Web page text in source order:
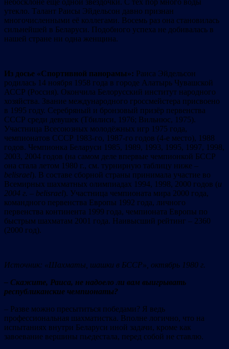
небосклоне еще одной звёздочки. С тех пор много воды
утекло. Талант Раисы Эйдельсон давно признан
многочисленными её коллегами. Восемь раз она становилась
сильнейшей в Беларуси. Подобного успеха не добивалась в
нашей стране ни одна женщина.
Из досье «Спортивной панорамы»: Раиса Эйдельсон
родилась 14 ноября 1958 года в городе Алатырь Чувашской
АССР (Россия). Окончила Белорусский институт народного
хозяйства. Звание международного гроссмейстера присвоено
в 1995 году. Серебряный и бронзовый призёр первенства
СССР среди девушек (Тбилиси, 1976; Вильнюс, 1975).
Участница Всесоюзных молодёжных игр 1975 года,
чемпионатов СССР 1983-го, 1987-го годов (4-е место), 1988
годов. Чемпионка Беларуси 1985, 1989, 1993, 1995, 1997, 1998,
2003, 2004 годов (на самом деле впервые чемпионкой БССР
она стала летом 1980 г., см. турнирную таблицу ниже –
belisrael). В составе сборной страны принимала участие во
Всемирных шахматных олимпиадах 1994, 1998, 2000 годов (и
2004 г. – belisrael). Участница чемпионата мира 2000 года,
командного первенства Европы 1992 года, личного
первенства континента 1999 года, чемпионата Европы по
быстрым шахматам 2001 года. Наивысший рейтинг – 2360
(2000 год).
Источник: «Шахматы, шашки в БССР», октябрь 1980 г.
– Скажите, Раиса, не надоело ли вам выигрывать
республиканские чемпионаты?
– Разве можно пресытиться победами? Я ведь
профессиональная шахматистка. Вполне логично, что на
испытаниях внутри Беларуси иной задачи, кроме как
завоевание вершины пьедестала, перед собой не ставлю.